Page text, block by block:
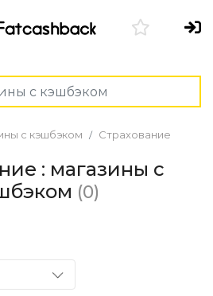
с кэшбэком Страхование
: магазины с
(0)